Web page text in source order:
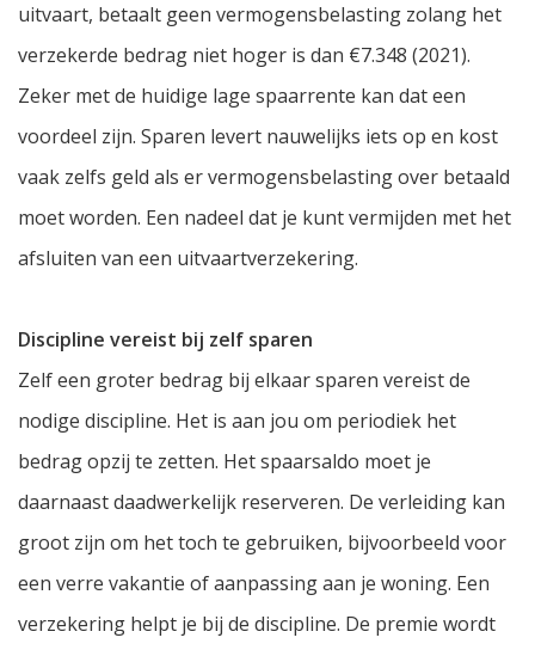
uitvaart, betaalt geen vermogensbelasting zolang het
verzekerde bedrag niet hoger is dan €7.348 (2021).
Zeker met de huidige lage spaarrente kan dat een
voordeel zijn. Sparen levert nauwelijks iets op en kost
vaak zelfs geld als er vermogensbelasting over betaald
moet worden. Een nadeel dat je kunt vermijden met het
afsluiten van een uitvaartverzekering.
Discipline vereist bij zelf sparen
Zelf een groter bedrag bij elkaar sparen vereist de
nodige discipline. Het is aan jou om periodiek het
bedrag opzij te zetten. Het spaarsaldo moet je
daarnaast daadwerkelijk reserveren. De verleiding kan
groot zijn om het toch te gebruiken, bijvoorbeeld voor
een verre vakantie of aanpassing aan je woning. Een
verzekering helpt je bij de discipline. De premie wordt